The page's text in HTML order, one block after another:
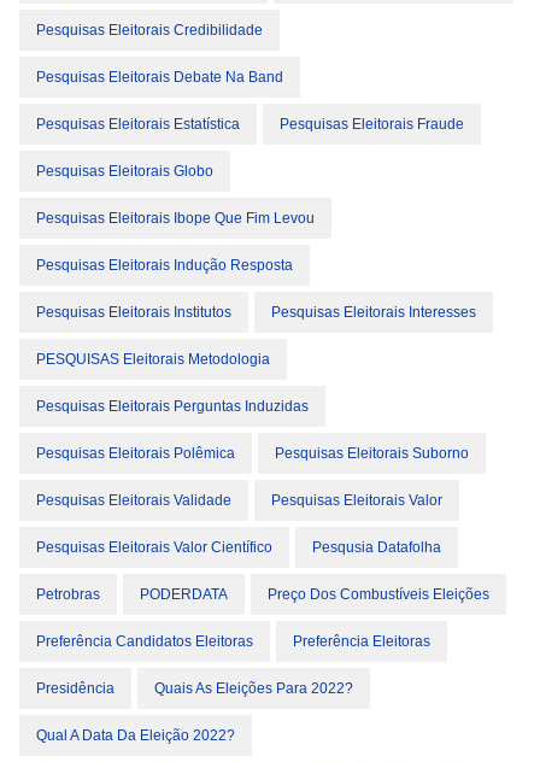
Pesquisas Eleitorais Credibilidade
Pesquisas Eleitorais Debate Na Band
Pesquisas Eleitorais Estatística Pesquisas Eleitorais Fraude
Pesquisas Eleitorais Globo
Pesquisas Eleitorais Ibope Que Fim Levou
Pesquisas Eleitorais Indução Resposta
Pesquisas Eleitorais Institutos Pesquisas Eleitorais Interesses
PESQUISAS Eleitorais Metodologia
Pesquisas Eleitorais Perguntas Induzidas
Pesquisas Eleitorais Polêmica Pesquisas Eleitorais Suborno
Pesquisas Eleitorais Validade Pesquisas Eleitorais Valor
Pesquisas Eleitorais Valor Científico Pesqusia Datafolha
Petrobras PODERDATA Preço Dos Combustíveis Eleições
Preferência Candidatos Eleitoras Preferência Eleitoras
Presidência Quais As Eleições Para 2022?
Qual A Data Da Eleição 2022?